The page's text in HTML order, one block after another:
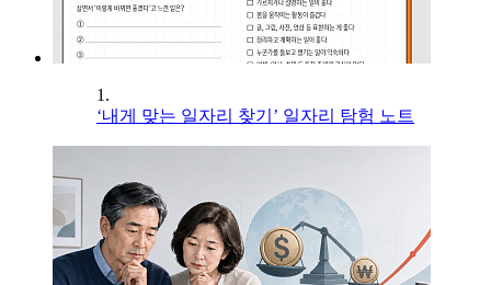
1.
‘내게 맞는 일자리 찾기’ 일자리 탐험 노트